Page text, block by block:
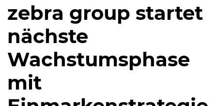
zebra group startet
nächste
Wachstumsphase
mit